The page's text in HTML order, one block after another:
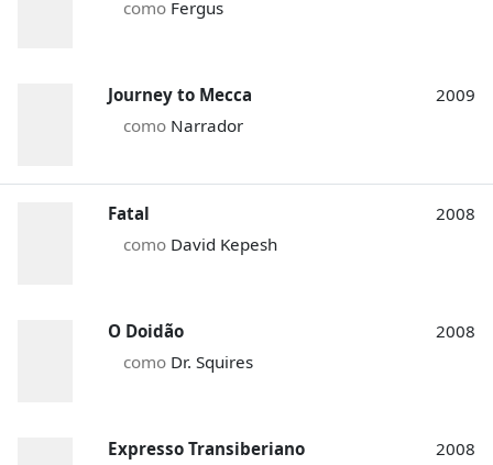
como Fergus
Journey to Mecca
como Narrador
2009
Fatal
como David Kepesh
2008
O Doidão
como Dr. Squires
2008
Expresso Transiberiano
2008